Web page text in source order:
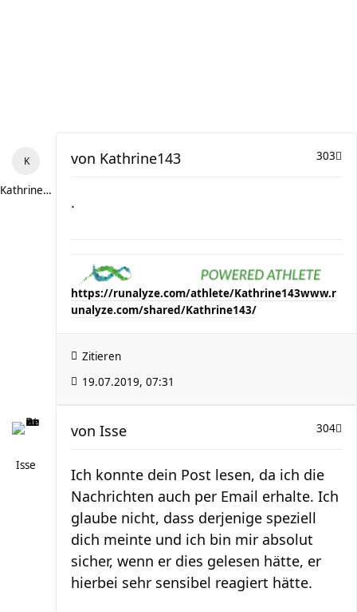
Kathrine143
303
von Kathrine143
.
https://runalyze.com/athlete/Kathrine143www.r
unalyze.com/shared/Kathrine143/
Zitieren
19.07.2019, 07:31
Isse
304
von Isse
Ich konnte dein Post lesen, da ich die
Nachrichten auch per Email erhalte. Ich
glaube nicht, dass derjenige speziell
dich meinte und ich bin mir absolut
sicher, wenn er dies gelesen hätte, er
hierbei sehr sensibel reagiert hätte.